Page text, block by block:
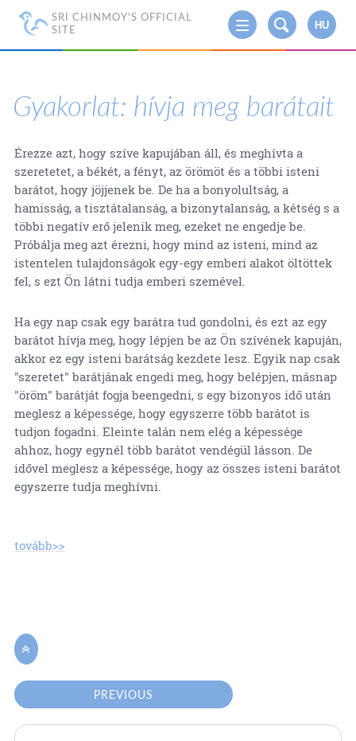
SRI CHINMOY'S OFFICIAL
SITE
HU
Gyakorlat: hívja meg barátait
Érezze azt, hogy szíve kapujában áll, és meghívta a
szeretetet, a békét, a fényt, az örömöt és a többi isteni
barátot, hogy jöjjenek be. De ha a bonyolultság, a
hamisság, a tisztátalanság, a bizonytalanság, a kétség s a
többi negatív erő jelenik meg, ezeket ne engedje be.
Próbálja meg azt érezni, hogy mind az isteni, mind az
istentelen tulajdonságok egy-egy emberi alakot öltöttek
fel, s ezt Ön látni tudja emberi szemével.
Ha egy nap csak egy barátra tud gondolni, és ezt az egy
barátot hívja meg, hogy lépjen be az Ön szívének kapuján,
akkor ez egy isteni barátság kezdete lesz. Egyik nap csak
"szeretet" barátjának engedi meg, hogy belépjen, másnap
"öröm" barátját fogja beengedni, s egy bizonyos idő után
meglesz a képessége, hogy egyszerre több barátot is
tudjon fogadni. Eleinte talán nem elég a képessége
ahhoz, hogy egynél több barátot vendégül lásson. De
idővel meglesz a képessége, hogy az összes isteni barátot
egyszerre tudja meghívni.
tovább>>

PREVIOUS